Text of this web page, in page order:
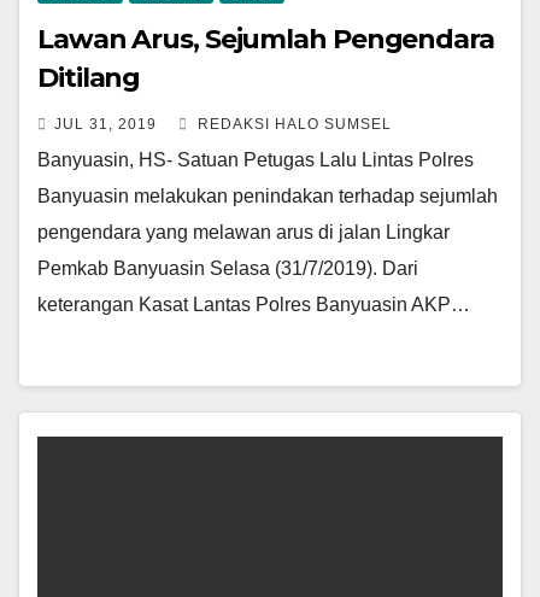
Lawan Arus, Sejumlah Pengendara
Ditilang
JUL 31, 2019 REDAKSI HALO SUMSEL
Banyuasin, HS- Satuan Petugas Lalu Lintas Polres
Banyuasin melakukan penindakan terhadap sejumlah
pengendara yang melawan arus di jalan Lingkar
Pemkab Banyuasin Selasa (31/7/2019). Dari
keterangan Kasat Lantas Polres Banyuasin AKP…